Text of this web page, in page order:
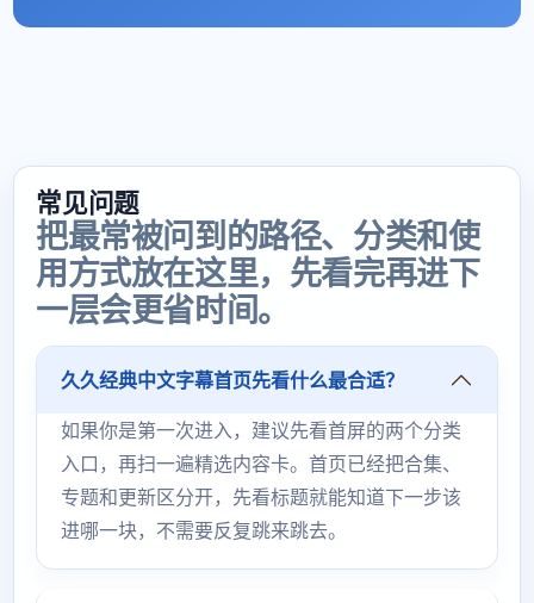
常见问题
把最常被问到的路径、分类和使
用方式放在这里，先看完再进下
一层会更省时间。
久久经典中文字幕首页先看什么最合适？
如果你是第一次进入，建议先看首屏的两个分类
入口，再扫一遍精选内容卡。首页已经把合集、
专题和更新区分开，先看标题就能知道下一步该
进哪一块，不需要反复跳来跳去。